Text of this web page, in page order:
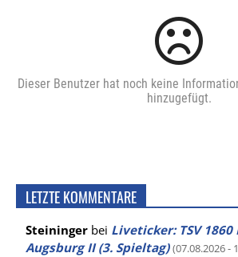
Dieser Benutzer hat noch keine
hinzugefügt.
LETZTE KOMMENTARE
Steininger bei Liveticker: TSV 1860
Augsburg II (3. Spieltag) (07.08.2026 -